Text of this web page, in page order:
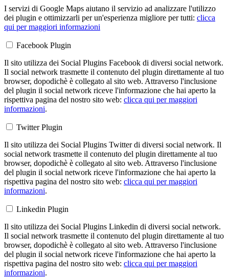
I servizi di Google Maps aiutano il servizio ad analizzare l'utilizzo
dei plugin e ottimizzarli per un'esperienza migliore per tutti: clicca
qui per maggiori informazioni
Facebook Plugin
Il sito utilizza dei Social Plugins Facebook di diversi social network.
Il social network trasmette il contenuto del plugin direttamente al tuo
browser, dopodichè è collegato al sito web. Attraverso l'inclusione
del plugin il social network riceve l'informazione che hai aperto la
rispettiva pagina del nostro sito web: clicca qui per maggiori
informazioni.
Twitter Plugin
Il sito utilizza dei Social Plugins Twitter di diversi social network. Il
social network trasmette il contenuto del plugin direttamente al tuo
browser, dopodichè è collegato al sito web. Attraverso l'inclusione
del plugin il social network riceve l'informazione che hai aperto la
rispettiva pagina del nostro sito web: clicca qui per maggiori
informazioni.
Linkedin Plugin
Il sito utilizza dei Social Plugins Linkedin di diversi social network.
Il social network trasmette il contenuto del plugin direttamente al tuo
browser, dopodichè è collegato al sito web. Attraverso l'inclusione
del plugin il social network riceve l'informazione che hai aperto la
rispettiva pagina del nostro sito web: clicca qui per maggiori
informazioni.